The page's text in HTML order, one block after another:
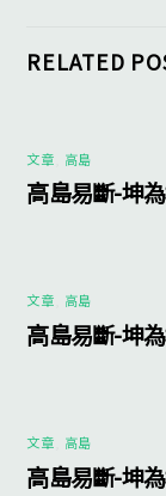
RELATED
文章 高島
高島易斷-坤
文章 高島
高島易斷-坤
文章 高島
高島易斷-坤